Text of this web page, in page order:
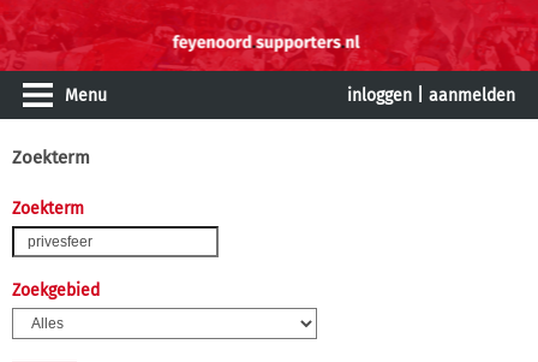
Menu inloggen aanmelden
Zoekterm
Zoekterm
Zoekgebied